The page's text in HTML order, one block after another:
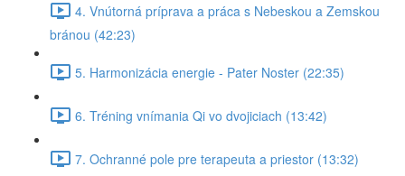
4. Vnútorná príprava a práca s Nebeskou a Zemskou
bránou (42:23)
5. Harmonizácia energie - Pater Noster (22:35)
6. Tréning vnímania Qi vo dvojiciach (13:42)
7. Ochranné pole pre terapeuta a priestor (13:32)